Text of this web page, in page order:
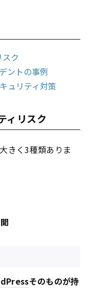
ク
ントの事例
ュリティ対策
ィリスク
きく3種類ありま
そのものが持